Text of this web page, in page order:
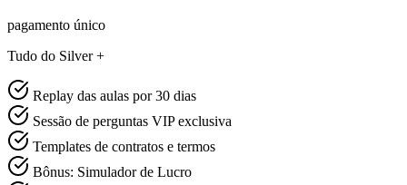
pagamento único
Tudo do Silver +
Replay das aulas por 30 dias
Sessão de perguntas VIP exclusiva
Templates de contratos e termos
Bônus: Simulador de Lucro